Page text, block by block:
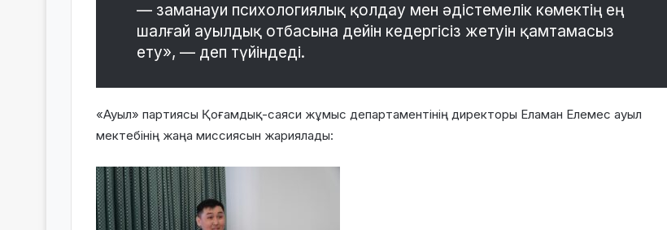
— заманауи психологиялық қолдау мен әдістемелік көмектің ең
шалғай ауылдық отбасына дейін кедергісіз жетуін қамтамасыз
ету», — деп түйіндеді.
«Ауыл» партиясы Қоғамдық-саяси жұмыс департаментінің директоры Еламан Елемес ауыл
мектебінің жаңа миссиясын жариялады: